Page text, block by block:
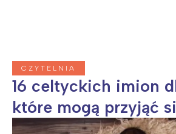
CZYTELNIA
16 celtyckich imion
które mogą przyjąć